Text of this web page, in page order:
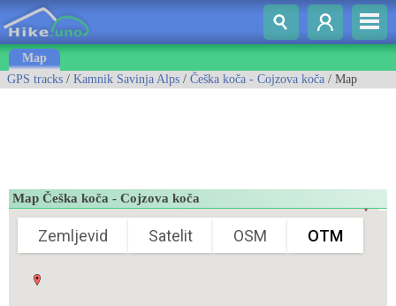
Map
GPS tracks / Kamnik Savinja Alps / Češka koča - Cojzova koča / Map
Map Češka koča - Cojzova koča
Zemljevid Satelit OSM OTM